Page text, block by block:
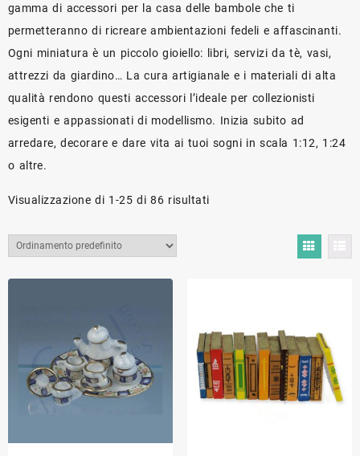
gamma di accessori per la casa delle bambole che ti
permetteranno di ricreare ambientazioni fedeli e affascinanti.
Ogni miniatura è un piccolo gioiello: libri, servizi da tè, vasi,
attrezzi da giardino… La cura artigianale e i materiali di alta
qualità rendono questi accessori l’ideale per collezionisti
esigenti e appassionati di modellismo. Inizia subito ad
arredare, decorare e dare vita ai tuoi sogni in scala 1:12, 1:24
o altre.
Visualizzazione di 1-25 di 86 risultati